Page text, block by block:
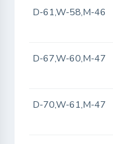
D-61,W-58,M-46
D-67,W-60,M-47
D-70,W-61,M-47